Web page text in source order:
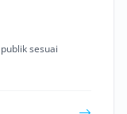
sesuai